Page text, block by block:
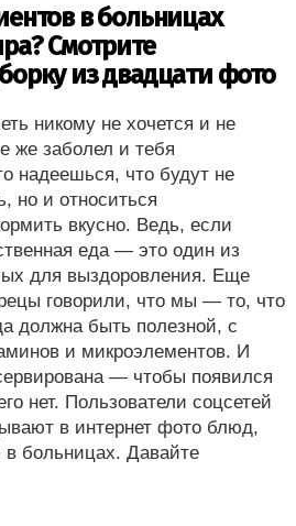
в больницах
Смотрите
из двадцати фото
никому не хочется и не
же заболел и тебя
надеешься, что будут не
но и относиться
вкусно. Ведь, если
еда — это один из
для выздоровления. Еще
говорили, что мы — то, что
должна быть полезной, с
и микроэлементов. И
— чтобы появился
нет. Пользователи соцсетей
в интернет фото блюд,
больницах. Давайте